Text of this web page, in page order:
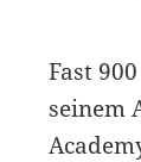
Fast
seinem